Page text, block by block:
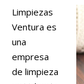
Limpiezas
Ventura es
una
empresa
de limpieza